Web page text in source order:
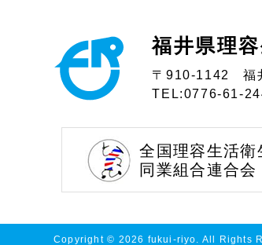
福井県理
〒910-1142 福
TEL:0776-61-
全国理容生活衛
同業組合連合会
Copyright © 2026 fukui-riyo. All Rights